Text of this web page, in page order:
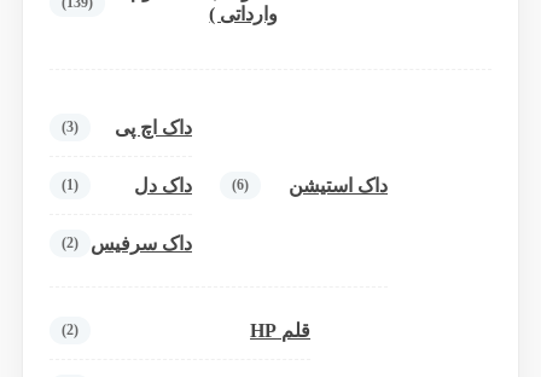
وارداتی )
داک استیشن (6)
داک اچ پی (3)
داک دل (1)
داک سرفیس (2)
قلم HP (2)